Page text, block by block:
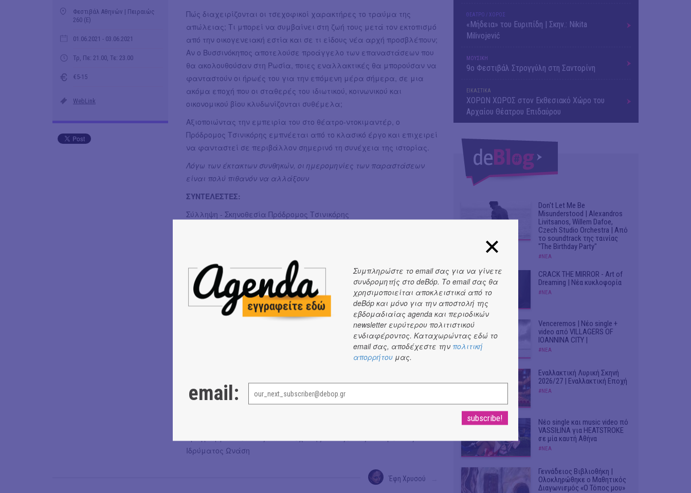
Φεστιβάλ Αθηνών | Πειραιώς
260 (Ε)
01.06.2021 - 03.06.2021
Τρ, Πε: 21.00, Τε: 23.00
€5-15
WebLink
Πώς διαχειρίζονται οι τσεχοφικοί χαρακτήρες το τραύμα της
απώλειας; Τι μπορεί να συμβαίνει στη ζωή τους μετά τον εκτοπισμό
από την οικογενειακή εστία και σε τι είδους νέα αρχή προσβλέπουν;
Αν ο Βυσσινόκηπος αποτελούσε προάγγελο των επαναστάσεων που
θα ακολουθούσαν στη Ρωσία, ποιες εναλλακτικές θα μπορούσαν να
φανταστούν οι ήρωές του για την επόμενη μέρα σήμερα, σε μια
ακόμα εποχή που οι σταθερές του ιδιωτικού, κοινωνικού και
οικονομικού βίου κλυδωνίζονται συθέμελα;
Αξιοποιώντας την εμπειρία του στο θέατρο-ντοκιμαντέρ, ο
Πρόδρομος Τσινικόρης εμπνέεται από το κλασικό έργο και επιχειρεί
να φανταστεί σε περιβάλλον σημερινό τη συνέχεια της ιστορίας.
Λόγω των έκτακτων συνθηκών, οι ημερομηνίες των παραστάσεων
είναι πολύ πιθανόν να αλλάξουν
ΣΥΝΤΕΛΕΣΤΕΣ:
Σύλληψη - Σκηνοθεσία Πρόδρομος Τσινικόρης
Δραματουργία Martin Valdés-Stauber, Ιωάννα Βαλσαμίδου
Σκηνικά - Κοστούμια Ελένη Στρούλια
Φωτισμοί Ελίζα Αλεξανδροπούλου
Μουσική Παναγιώτης Μανουηλίδης
Βίντεο Δημήτρης Ζάχος
Συνεργασία στη σκηνογραφία και την ενδυματολογία Ζαΐρα
Σχέδια - Υλικό προώθησης Μιχάλης Βαλάσογλου
Νάνσυ Σιδέρη, Καλλιόπη Σίμου, Πρόδρομος Τσινικόρης
Εκτέλεση παραγωγής Κωστής Παναγιωτόπουλος
Συμπαραγωγή Maillon, Théâtre de Strasbourg – Scène européenne
Ιδρύματος Ωνάση
Έφη Χρυσού
ΘΕΑΤΡΟ / ΧΟΡΟΣ
«Μήδεια» του Ευριπίδη | Σκην.: Nikita
Milivojević
ΜΟΥΣΙΚΗ
9o Φεστιβάλ Στρογγύλη στη Σαντορίνη
ΕΙΚΑΣΤΙΚΑ
ΧΟΡΩΝ ΧΩΡΟΣ στον Εκθεσιακό Χώρο του
Αρχαίου Θέατρου Επιδαύρου
Don't Let Me Be
Misunderstood | Alexandros
Livitsanos, Willem Dafoe,
Czech Studio Orchestra | Από
το soundtrack της ταινίας
"The Birthday Party"
#ΝΕΑ
CRACK THE MIRROR - Art of
Dreaming | Νέα κυκλοφορία
#ΝΕΑ
Venceremos | Νέο single +
video από VILLAGERS OF
IOANNINA CITY |
#ΝΕΑ
Εναλλακτική Λυρική Σκηνή
2026/27 | Εναλλακτική Εποχή
#ΝΕΑ
Νέο single και music video πό
VASSIŁINA για HEATSTROKE
σε μία καυτή Αθήνα
#ΝΕΑ
Γεννάδειος Βιβλιοθήκη |
Ολοκληρώθηκε ο Μαθητικός
Διαγωνισμός «Ο Τόπος μου»
Συμπληρώστε το email σας για να γίνετε
συνδρομητής στο deBόp. Το email σας θα
χρησιμοποιείται αποκλειστικά από το
deBόp και μόνο για την αποστολή της
εβδομαδιαίας agenda και περιοδικών
newsletter ευρύτερου πολιτιστικού
ενδιαφέροντος. Καταχωρώντας εδώ το
email σας, αποδέχεστε την πολιτική
απορρήτου μας.
email: